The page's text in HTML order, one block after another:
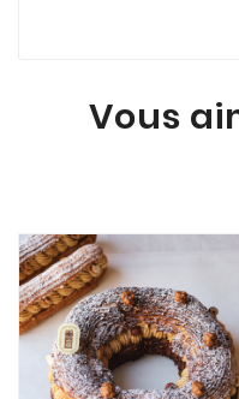
Vous